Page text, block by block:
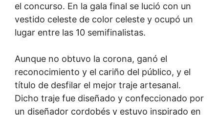
el concurso. En la gala final se lució con un
vestido celeste de color celeste y ocupó un
lugar entre las 10 semifinalistas.
Aunque no obtuvo la corona, ganó el
reconocimiento y el cariño del público, y el
título de desfilar el mejor traje artesanal.
Dicho traje fue diseñado y confeccionado por
un diseñador cordobés y estuvo inspirado en